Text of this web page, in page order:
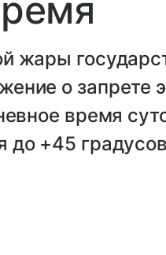
жары
о запрете
время
до +45